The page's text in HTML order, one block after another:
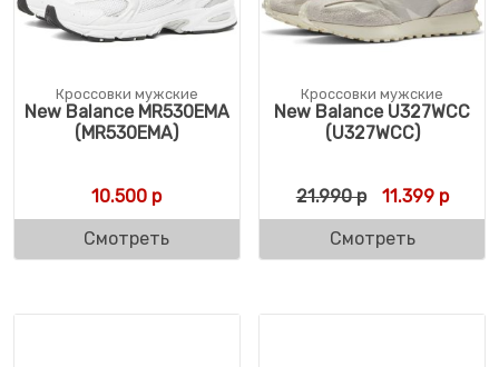
Кроссовки мужские
New Balance MR530EMA
(MR530EMA)
10.500 р
Смотреть
Кроссовки мужские
New Balance U327WCC
(U327WCC)
21.990р 11.399р
Смотреть